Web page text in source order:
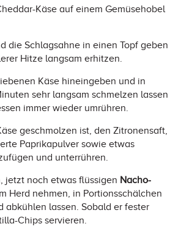
Käse auf einem Gemüsehobel
die Schlagsahne in einen Topf geben
Hitze langsam erhitzen.
Käse hineingeben und in
sehr langsam schmelzen lassen
immer wieder umrühren.
geschmolzen ist, den Zitronensaft,
Paprikapulver sowie etwas
und unterrühren.
jetzt noch etwas flüssigen Nacho-
Herd nehmen, in Portionsschälchen
abkühlen lassen. Sobald er fester
Chips servieren.